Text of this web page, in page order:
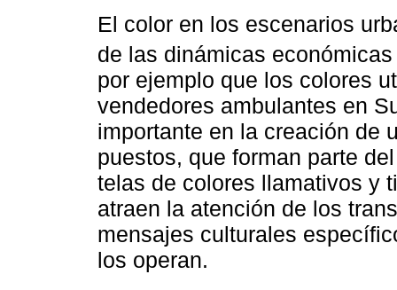
El color en los escenarios
de las dinámicas
por ejemplo que los colores
vendedores ambulantes en
importante en la creación de
puestos, que forman parte
telas de colores llamativos y
atraen la atención de los
mensajes culturales
los operan.